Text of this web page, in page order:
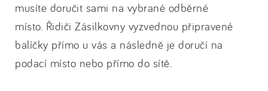
musíte doručit sami na vybrané odběrné
místo. Řidiči Zásilkovny vyzvednou připravené
balíčky přímo u vás a následně je doručí na
podací místo nebo přímo do sítě.